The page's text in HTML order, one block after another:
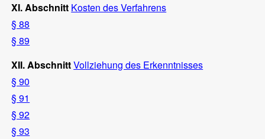
XI. Abschnitt Kosten des Verfahrens
§ 88
§ 89
XII. AbschnittVollziehung des Erkenntnisses
§ 90
§ 91
§ 92
§ 93